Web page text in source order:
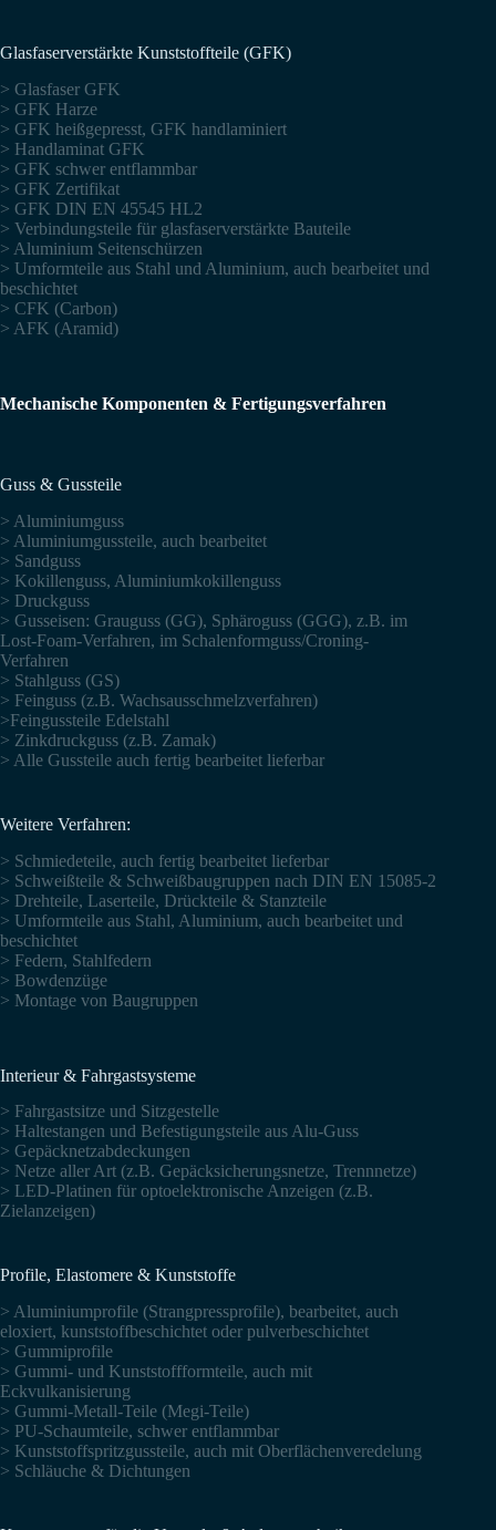
Glasfaserverstärkte Kunststoffteile (GFK)
> Glasfaser GFK
> GFK Harze
> GFK heißgepresst, GFK handlaminiert
> Handlaminat GFK
> GFK schwer entflammbar
> GFK Zertifikat
> GFK DIN EN 45545 HL2
> Verbindungsteile für glasfaserverstärkte Bauteile
> Aluminium Seitenschürzen
> Umformteile aus Stahl und Aluminium, auch bearbeitet und
beschichtet
> CFK (Carbon)
> AFK (Aramid)
Mechanische Komponenten & Fertigungsverfahren
Guss & Gussteile
> Aluminiumguss
> Aluminiumgussteile, auch bearbeitet
> Sandguss
> Kokillenguss, Aluminiumkokillenguss
> Druckguss
> Gusseisen: Grauguss (GG), Sphäroguss (GGG), z.B. im
Lost-Foam-Verfahren, im Schalenformguss/Croning-
Verfahren
> Stahlguss (GS)
> Feinguss (z.B. Wachsausschmelzverfahren)
>Feingussteile Edelstahl
> Zinkdruckguss (z.B. Zamak)
> Alle Gussteile auch fertig bearbeitet lieferbar
Weitere Verfahren:
> Schmiedeteile, auch fertig bearbeitet lieferbar
> Schweißteile & Schweißbaugruppen nach DIN EN 15085-2
> Drehteile, Laserteile, Drückteile & Stanzteile
> Umformteile aus Stahl, Aluminium, auch bearbeitet und
beschichtet
> Federn, Stahlfedern
> Bowdenzüge
> Montage von Baugruppen
Interieur & Fahrgastsysteme
> Fahrgastsitze und Sitzgestelle
> Haltestangen und Befestigungsteile aus Alu-Guss
> Gepäcknetzabdeckungen
> Netze aller Art (z.B. Gepäcksicherungsnetze, Trennnetze)
> LED-Platinen für optoelektronische Anzeigen (z.B.
Zielanzeigen)
Profile, Elastomere & Kunststoffe
> Aluminiumprofile (Strangpressprofile), bearbeitet, auch
eloxiert, kunststoffbeschichtet oder pulverbeschichtet
> Gummiprofile
> Gummi- und Kunststoffformteile, auch mit
Eckvulkanisierung
> Gummi-Metall-Teile (Megi-Teile)
> PU-Schaumteile, schwer entflammbar
> Kunststoffspritzgussteile, auch mit Oberflächenveredelung
> Schläuche & Dichtungen